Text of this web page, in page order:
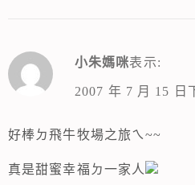
小朱媽咪表示:
2007 年 7 月 15 日
好棒ㄉ飛牛牧場之旅ㄟ~~
真是甜蜜幸福ㄉ一家人